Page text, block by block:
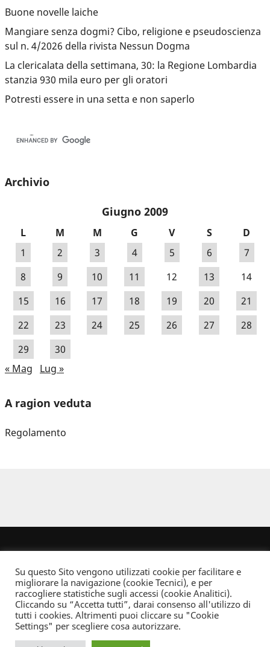
Buone novelle laiche
Mangiare senza dogmi? Cibo, religione e pseudoscienza
sul n. 4/2026 della rivista Nessun Dogma
La clericalata della settimana, 30: la Regione Lombardia
stanzia 930 mila euro per gli oratori
Potresti essere in una setta e non saperlo
Archivio
Giugno 2009
L M M G V S
D
1
2 3 4 5 6
7
8
9 10 11 12 13
14
15
16 17 18 19 20
21
22
23 24 25 26 27
28
29
30
« Mag
Lug »
A ragion veduta
Regolamento
Dove non indicato altrimenti quest’opera è distribuita con Licenza
Creative Commons Attribuzione - Non commerciale - Non opere derivate 2.5 Italia
Su questo Sito vengono utilizzati cookie per facilitare e
migliorare la navigazione (cookie Tecnici), e per
raccogliere statistiche sugli accessi (cookie Analitici).
Cliccando su “Accetta tutti”, darai consenso all'utilizzo di
tutti i cookies. Altrimenti puoi cliccare su "Cookie
Settings" per scegliere cosa autorizzare.